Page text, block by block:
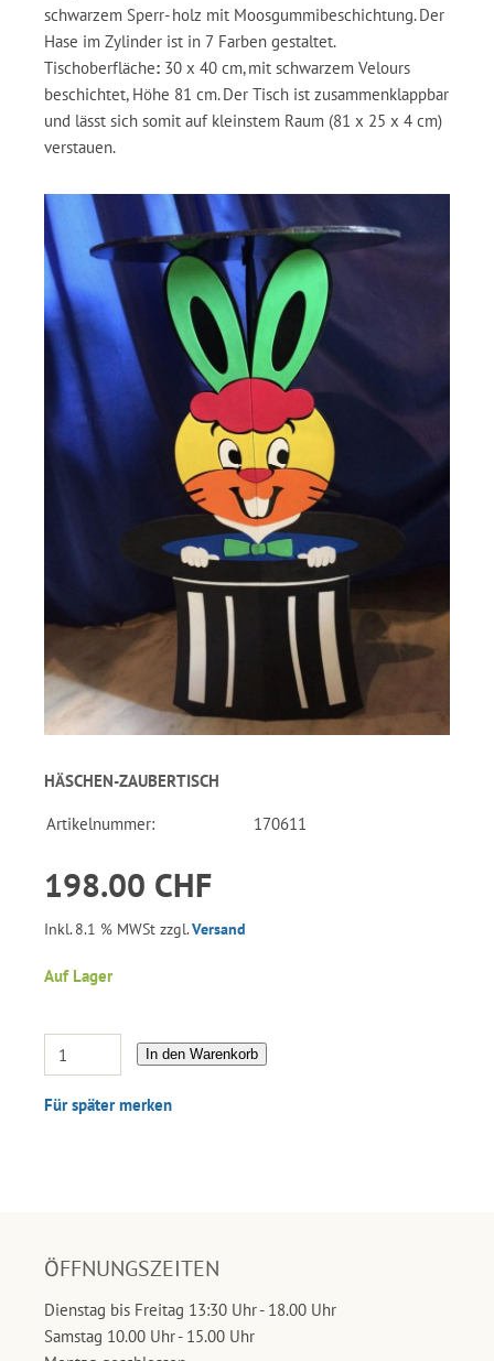
schwarzem Sperr- holz mit Moosgummibeschichtung. Der
Hase im Zylinder ist in 7 Farben gestaltet.
Tischoberfläche: 30 x 40 cm, mit schwarzem Velours
beschichtet, Höhe 81 cm. Der Tisch ist zusammenklappbar
und lässt sich somit auf kleinstem Raum (81 x 25 x 4 cm)
verstauen.
HÄSCHEN-ZAUBERTISCH
Artikelnummer: 170611
198.00 CHF
Inkl. 8.1 % MWSt zzgl.Versand
Auf Lager
In den Warenkorb
Für später merken
ÖFFNUNGSZEITEN
Dienstag bis Freitag 13:30 Uhr - 18.00 Uhr
Samstag 10.00 Uhr - 15.00 Uhr